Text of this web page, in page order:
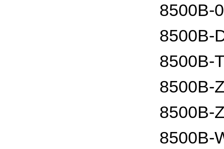
8500B-
8500B-
8500B-
8500B-
8500B-
8500B-